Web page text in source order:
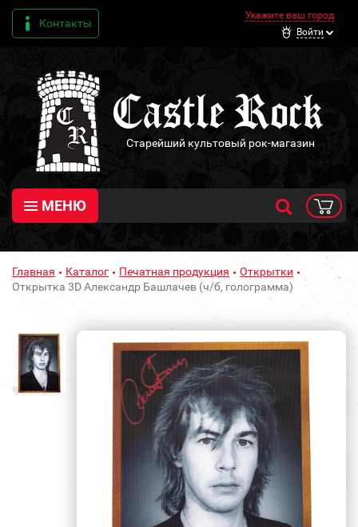
Контакты
Укажите ваш город
Войти
Старейший культовый рок-магазин
МЕНЮ
Главная Каталог Печатная продукция
Открытки
Открытка 3D Александр Башлачев (ч/б, голограмма)